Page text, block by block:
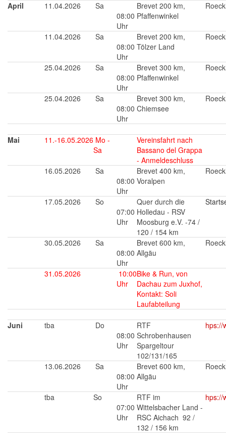
April 11.04.2026
Sa
08:00
Uhr
Brevet 200 km,
Pfaffenwinkel
11.04.2026
Sa
08:00
Uhr
Brevet 200 km,
Tölzer Land
25.04.2026
Sa
08:00
Uhr
Brevet 300 km,
Pfaffenwinkel
25.04.2026
Sa
08:00
Uhr
Brevet 300 km,
Chiemsee
Mai 11.-16.05.2026 Mo -
Sa
Vereinsfahrt nach
Bassano del Grappa
- Anmeldeschluss
16.05.2026
Sa
08:00
Uhr
Brevet 400 km,
Voralpen
17.05.2026
So
07:00
Uhr
Quer durch die
Holledau - RSV
Moosburg e.V. -74 /
120 / 154 km
30.05.2026
Sa
08:00
Uhr
Brevet 600 km,
Allgäu
31.05.2026
10:00
Uhr
Bike & Run, von
Dachau zum Juxhof,
Kontakt: Soli
Laufabteilung
Juni tba
Do
08:00
Uhr
RTF
Schrobenhausen
Spargeltour
102/131/165
hps://
13.06.2026
Sa
08:00
Uhr
Brevet 600 km,
Allgäu
tba
So
07:00
Uhr
RTF im
Wittelsbacher Land -
RSC Aichach 92 /
132 / 156 km
hps://